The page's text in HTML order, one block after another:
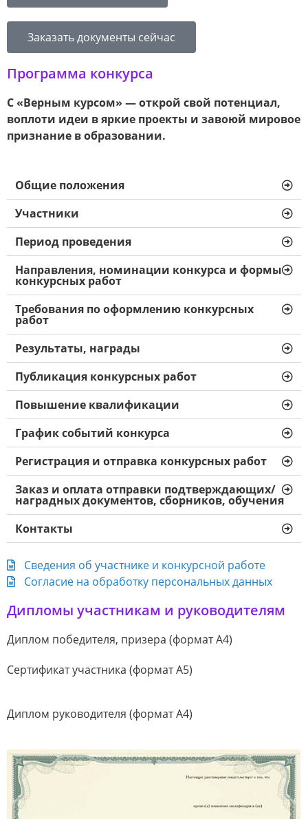
Заказать документы сейчас
Программа конкурса
С «Верным курсом» — открой свой потенциал,
воплоти идеи в яркие проекты и завоюй мировое
признание в образовании.
Общие положения
Участники
Период проведения
Направления, номинации конкурса и формы
конкурсных работ
Требования по оформлению конкурсных
работ
Результаты, награды
Публикация конкурсных работ
Повышение квалификации
График событий конкурса
Регистрация и отправка конкурсных работ
Заказ и оплата отправки подтверждающих/
наградных документов, сборников, обучения
Контакты
Сведения об участнике и конкурсной работе
Согласие на обработку персональных данных
Дипломы участникам и руководителям
Диплом победителя, призера (формат А4)
Сертификат участника (формат А5)
Диплом руководителя (формат А4)